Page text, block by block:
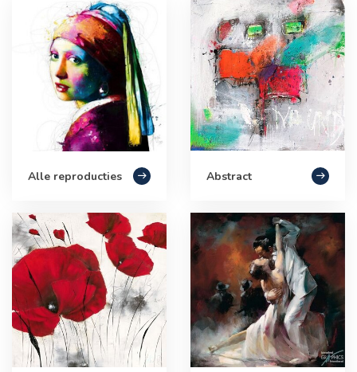
Alle reproducties Abstract